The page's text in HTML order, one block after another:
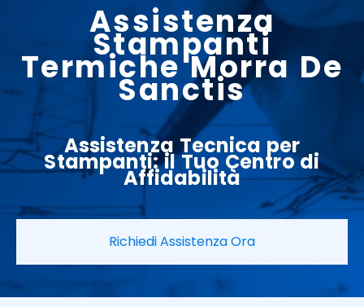
Assistenza
Stampanti
Termiche Morra De
Sanctis
Assistenza Tecnica per
Stampanti: il Tuo Centrodi
Affidabilità
Richiedi Assistenza Ora